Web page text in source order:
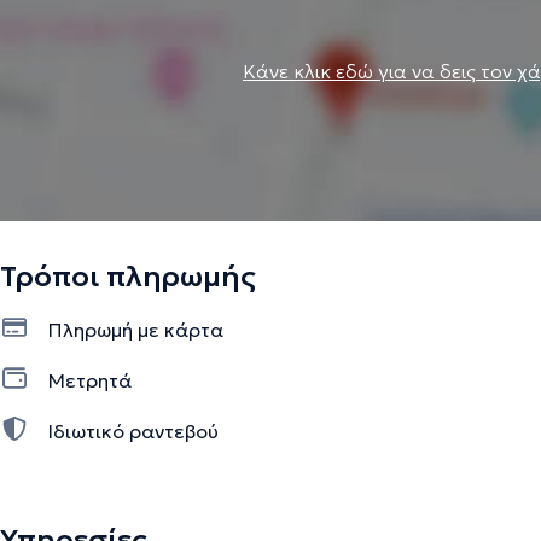
Κάνε κλικ εδώ για να δεις τον
Τρόποι πληρωμής
Πληρωμή με κάρτα
Μετρητά
Ιδιωτικό ραντεβού